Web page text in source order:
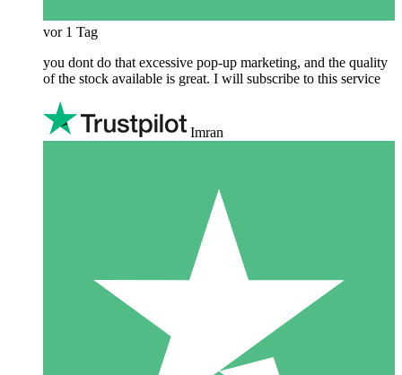
vor 1 Tag
you dont do that excessive pop-up marketing, and the quality
of the stock available is great. I will subscribe to this service
Imran